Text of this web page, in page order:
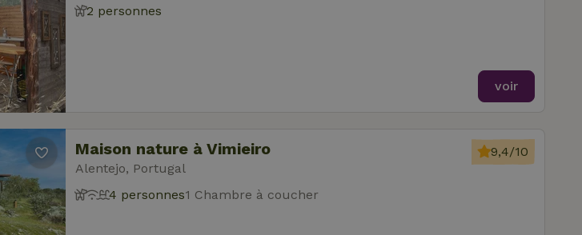
2 personnes
voir
Maison nature à Vimieiro
Alentejo, Portugal
9,4/10
4 personnes1 Chambre à coucher